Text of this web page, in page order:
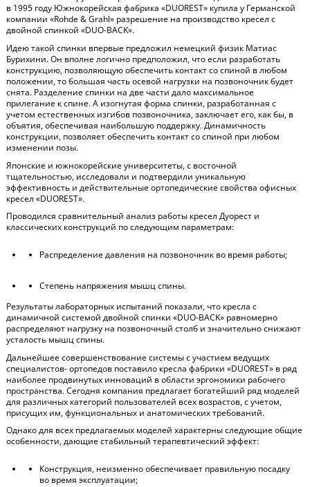
в 1995 году Южнокорейская фабрика «DUOREST» купила у Германской
компании «Rohde & Grahl» разрешение на производство кресел с
двойной спинкой «DUO-BACK».
Идею такой спинки впервые предложил немецкий физик Матиас
Бурихини. Он вполне логично предположил, что если разработать
конструкцию, позволяющую обеспечить контакт со спиной в любом
положении, то большая часть осевой нагрузки на позвоночник будет
снята. Разделение спинки на две части дало максимальное
прилегание к спине. А изогнутая форма спинки, разработанная с
учетом естественных изгибов позвоночника, заключает его, как бы, в
объятия, обеспечивая наибольшую поддержку. Динамичность
конструкции, позволяет обеспечить контакт со спиной при любом
изменении позы.
Японские и южнокорейские университеты, с восточной
тщательностью, исследовали и подтвердили уникальную
эффективность и действительные ортопедические свойства офисных
кресел «DUOREST».
Проводился сравнительный анализ работы кресел Дуорест и
классических конструкций по следующим параметрам:
Распределение давления на позвоночник во время работы;
Степень напряжения мышц спины.
Результаты лабораторных испытаний показали, что кресла с
динамичной системой двойной спинки «DUO-BACK» равномерно
распределяют нагрузку на позвоночный столб и значительно снижают
усталость мышц спины.
Дальнейшее совершенствование системы с участием ведущих
специалистов- ортопедов поставило кресла фабрики «DUOREST» в ряд
наиболее продвинутых инноваций в области эргономики рабочего
пространства. Сегодня компания предлагает богатейший ряд моделей
для различных категорий пользователей всех возрастов, с учетом,
присущих им, функциональных и анатомических требований.
Однако для всех предлагаемых моделей характерны следующие общие
особенности, дающие стабильный терапевтический эффект:
Конструкция, неизменно обеспечивает правильную посадку
во время эксплуатации;